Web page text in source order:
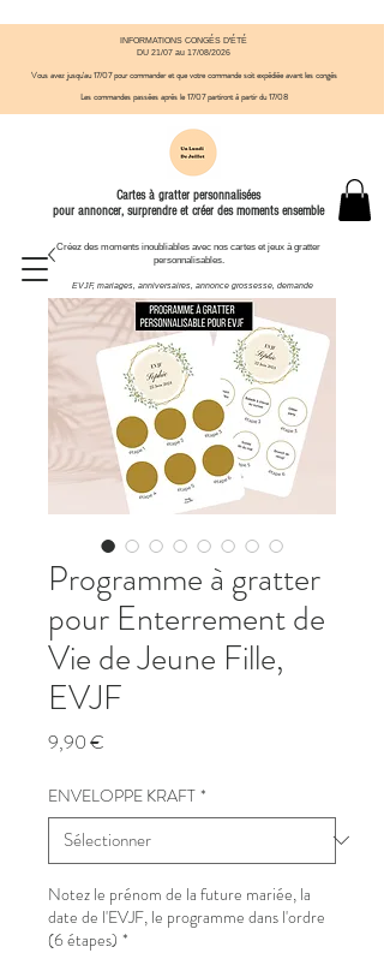
Cartes à gratter personnalisées
pour annoncer, surprendre et créer des moments ensemble
INFORMATIONS CONGÉS D'ÉTÉ
DU 21/07 au 17/08/2026
Vous avez jusqu'au 17/07 pour commander et que votre commande soit expédiée avant​ les congés
Les commandes passées après le 17/07partiront à partir du 17/08
EVJF, mariages, anniversaires, annonce grossesse, demande
témoin et autres moments à célébrer.
Créez des moments inoubliables avec nos cartes et jeux à gratter
personnalisables.
Programme à gratter
pour Enterrement de
Vie de Jeune Fille,
EVJF
9,90 €
ENVELOPPE KRAFT *
Notez le prénom de la future mariée, la
date de l'EVJF, le programme dans l'ordre
(6 étapes) *